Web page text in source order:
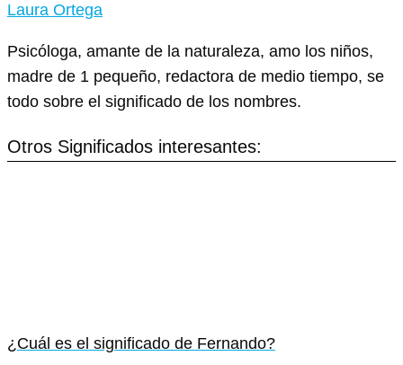
Laura Ortega
Psicóloga, amante de la naturaleza, amo los niños,
madre de 1 pequeño, redactora de medio tiempo, se
todo sobre el significado de los nombres.
Otros Significados interesantes:
¿Cuál es el significado de Fernando?